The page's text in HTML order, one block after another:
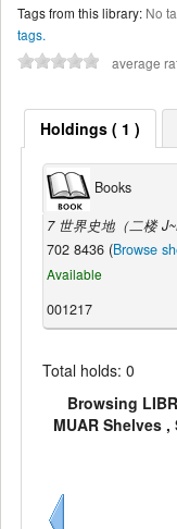
Tags from this library: No
tags.
average
Holdings ( 1 )
Books
7 世界史地（二楼
702 8436 (Browse
Available
001217
Total holds: 0
Browsing
MUAR Shelves